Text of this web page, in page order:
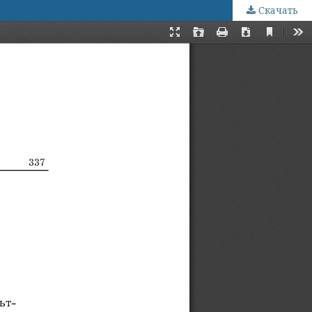
Скачать